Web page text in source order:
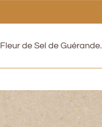
de Sel de Guérande.